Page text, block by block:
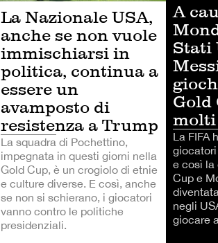
La Nazionale USA,
anche se non vuole
immischiarsi in
politica, continua a
essere un
avamposto di
resistenza a Trump
La squadra di Pochettino,
impegnata in questi giorni nella
Gold Cup, è un crogiolo di etnie
e culture diverse. E così, anche
se non si schierano, i giocatori
vanno contro le politiche
presidenziali.
A
Stati
Gold
La FIFA
e così la
Cup e
negli
giocare